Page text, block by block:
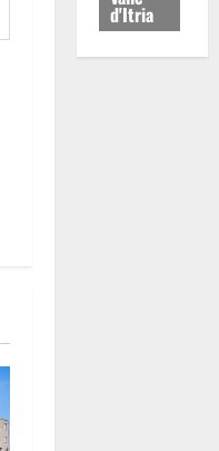
d'Itria